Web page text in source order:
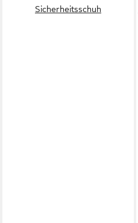
Sicherheitsschuh